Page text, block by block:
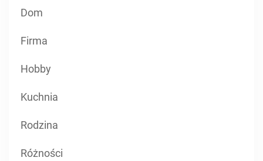
Dom
Firma
Hobby
Kuchnia
Rodzina
Różności